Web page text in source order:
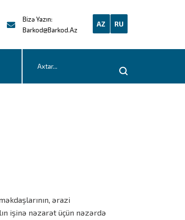
Bizə Yazın:
Barkod@barkod.az
AZ RU
ərazi
işinə nəzarət üçün nəzərdə